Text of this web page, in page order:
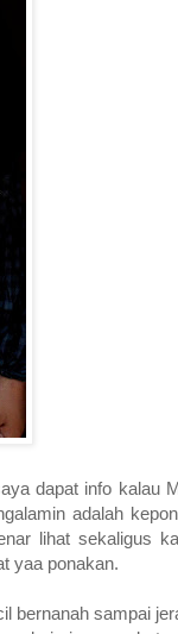
dapat info kalau
adalah
lihat sekaligus
yaa ponakan.
bernanah sampai